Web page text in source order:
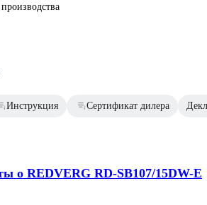
Инструкция Сертификат дилера
о REDVERG RD-SB107/15DW-E